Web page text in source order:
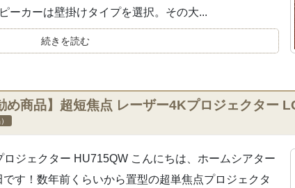
ーカーは壁掛けタイプを選択。その大...
続きを読む
め商品】超短焦点 レーザー4Kプロジェクター
ロジェクター HU715QW こんにちは、ホームシアター
す！数年前くらいから置型の超単焦点プロジェクタ